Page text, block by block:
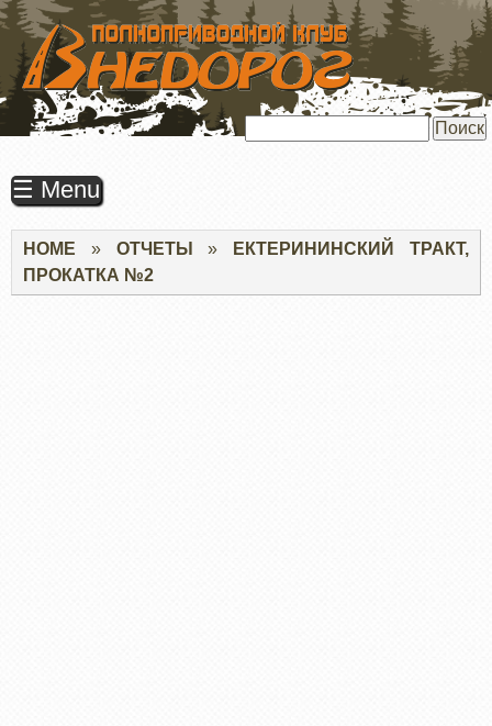
ПЕРЕЙТИ
ОСНОВНОМУ
СОДЕРЖАНИЮ
☰ Menu
Строка
навигации
HOME ОТЧЕТЫ
ЕКТЕРИНИНСКИЙ ТРАКТ,
ПРОКАТКА №2